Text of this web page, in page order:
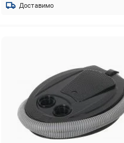
Доставимо